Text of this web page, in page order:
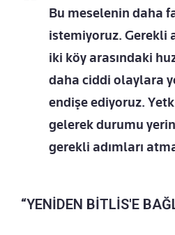
Bu meselenin daha
istemiyoruz. Gerekli
iki köy arasındaki
daha ciddi olaylara
endişe ediyoruz.
gelerek durumu
gerekli adımları
“YENİDEN BİTLİS'E